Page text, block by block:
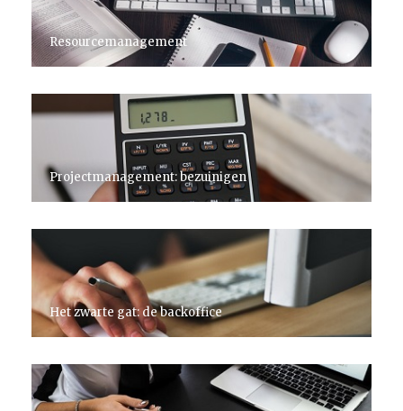
Resourcemanagement
Projectmanagement: bezuinigen
Het zwarte gat: de backoffice